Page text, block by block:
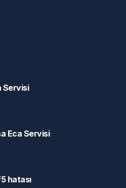
Servisi
Eca Servisi
hatası